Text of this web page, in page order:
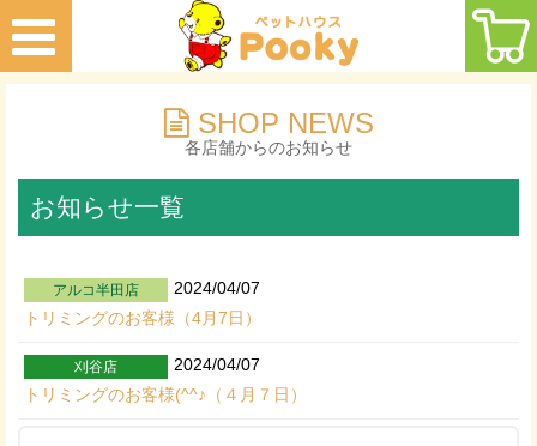
SHOP NEWS
各店舗からのお知らせ
お知らせ一覧
アルコ半田店
2024/04/07
トリミングのお客様（4月7日）
刈谷店
2024/04/07
トリミングのお客様(^^♪（４月７日）